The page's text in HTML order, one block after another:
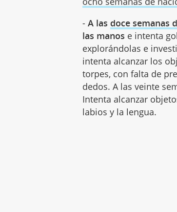
-A las doce semanas
las manos e intenta
explorándolas e
intenta alcanzar los
torpes, con falta de
dedos. A lasveinte
Intenta alcanzar
labios y la lengua.